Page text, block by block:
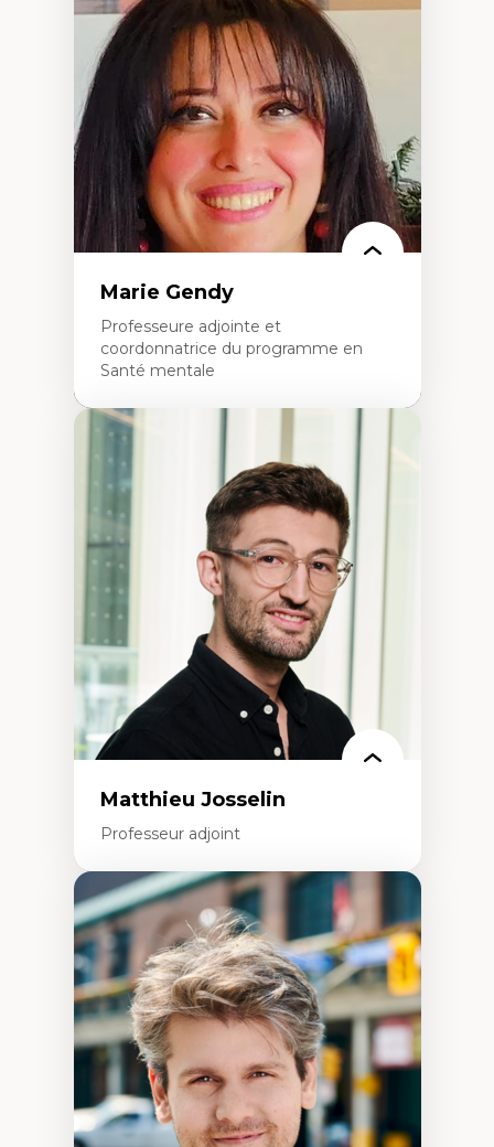
Acceptabilité, acceptation et adoption des
technologies
Technologies d'apprentissage innovantes
Insertion professionnelle du nouveau
personnel enseignant
Construction identitaire en milieu
minoritaire francophone
Technologies éducatives pour la formation
continue
Marie Gendy
Professeure adjointe et
coordonnatrice du programme en
Santé mentale
Expertises
Neuropsychiatrie et neurosciences
Direction d'essais cliniques
Analyse des politiques et pratiques en santé
mentale
Développement de protocoles d'essais
cliniques
Collaboration interfonctionnelle
Leadership en recherche clinique
Développement de cadres politiques
Collaboration avec des entreprises
pharmaceutiques
Rédaction de publications et de rapports
politiques
Enseignement et mentorat
Matthieu Josselin
Professeur adjoint
Expertises
Ethnographie critique des environnements
d’apprentissage des étudiant.e.s
Approche transdisciplinaire des
compétences socioaffectives et
interculturelles
Didactique des langues secondes et
compétence pragmatique
Andragogie
Méthodologies de recherche qualitative